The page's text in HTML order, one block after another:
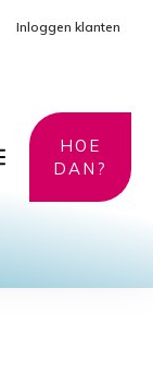
Inloggen klanten
HOE
DAN?